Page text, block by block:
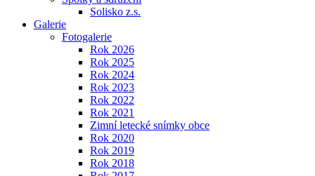
Solisko z.s.
Galerie
Fotogalerie
Rok 2026
Rok 2025
Rok 2024
Rok 2023
Rok 2022
Rok 2021
Zimní letecké snímky obce
Rok 2020
Rok 2019
Rok 2018